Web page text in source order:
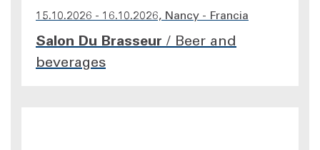
15.10.2026 - 16.10.2026, Nancy - Francia
Salon Du Brasseur / Beer and
beverages